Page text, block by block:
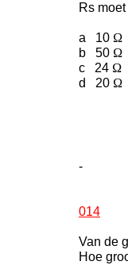
Rs
a 10 Ω
b 50 Ω
c 24 Ω
d 20 Ω
-
014
Van de
Hoe